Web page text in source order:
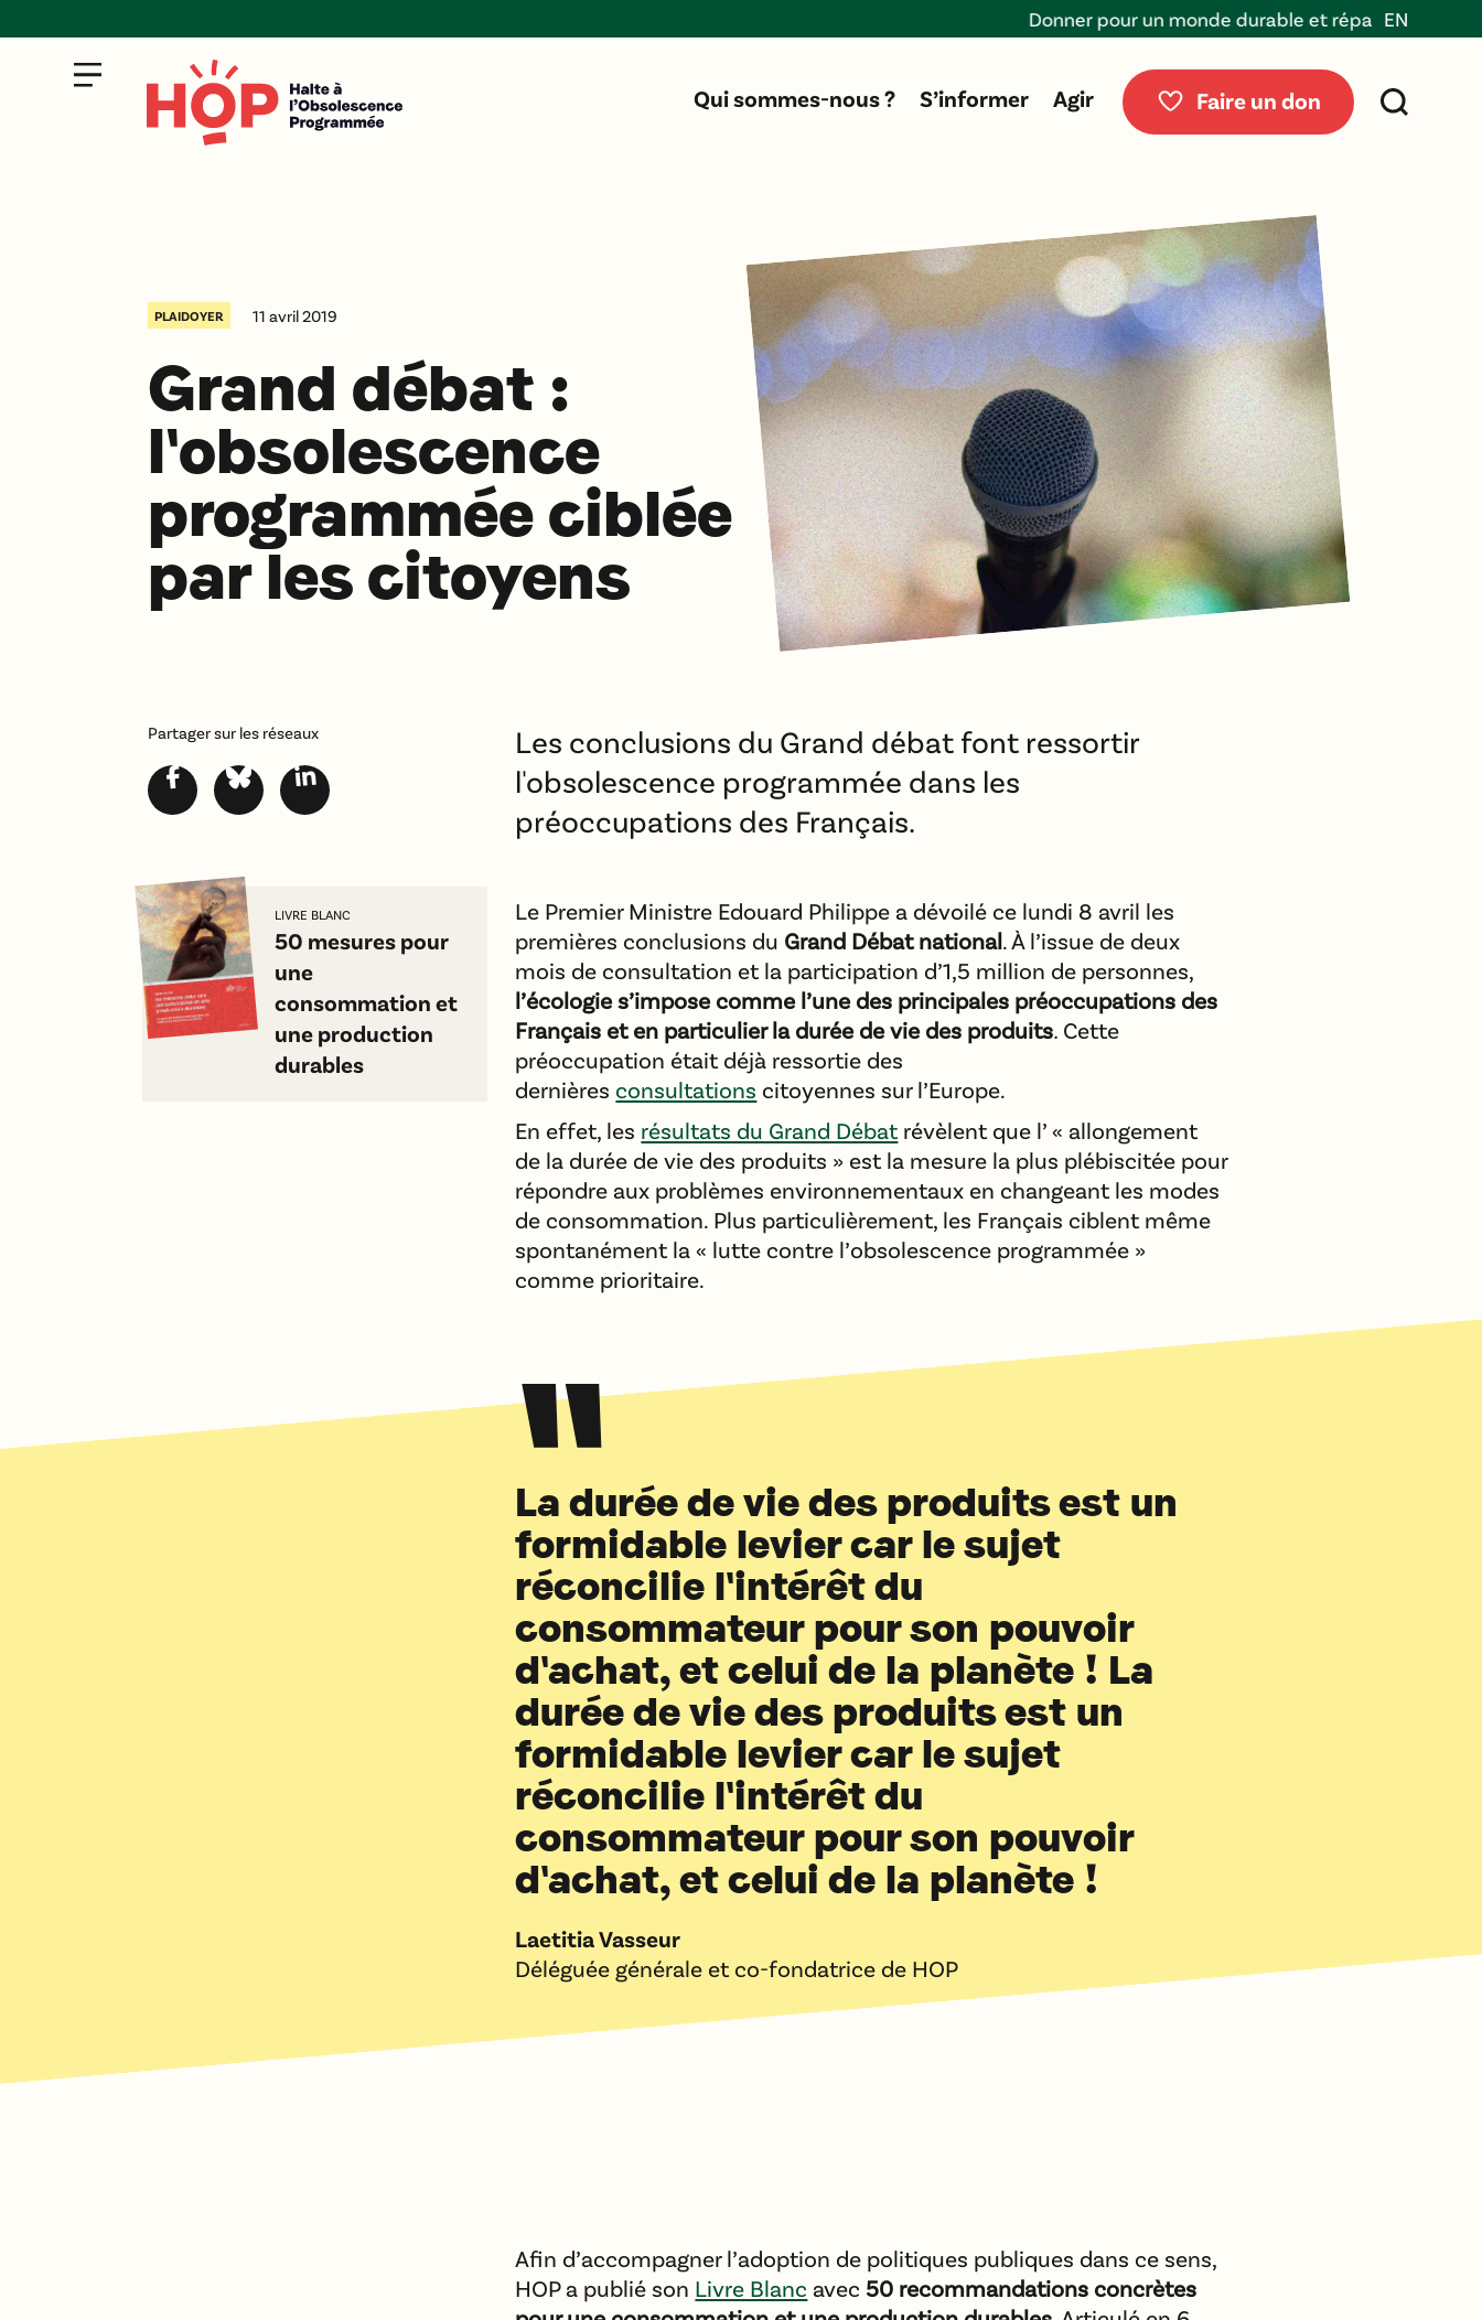
Donner pour un monde durable et réparable EN
Qui sommes-nous ? S’informer Agir Faire un don
PLAIDOYER 11 avril 2019
Grand débat :
l'obsolescence
programmée ciblée
par les citoyens
Partager sur les réseaux
LIVRE BLANC
50 mesures pour
une
consommation et
une production
durables
Les conclusions du Grand débat font ressortir
l'obsolescence programmée dans les
préoccupations des Français.
Le Premier Ministre Edouard Philippe a dévoilé ce lundi 8 avril les
premières conclusions du Grand Débat national. À l’issue de deux
mois de consultation et la participation d’1,5 million de personnes,
l’écologie s’impose comme l’une des principales préoccupations des
Français et en particulier la durée de vie des produits. Cette
préoccupation était déjà ressortie des
dernières consultations citoyennes sur l’Europe.
En effet, les résultats du Grand Débat révèlent que l’ « allongement
de la durée de vie des produits » est la mesure la plus plébiscitée pour
répondre aux problèmes environnementaux en changeant les modes
de consommation. Plus particulièrement, les Français ciblent même
spontanément la « lutte contre l’obsolescence programmée »
comme prioritaire.
"
La durée de vie des produits est un
formidable levier car le sujet
réconcilie l'intérêt du
consommateur pour son pouvoir
d'achat, et celui de la planète ! La
durée de vie des produits est un
formidable levier car le sujet
réconcilie l'intérêt du
consommateur pour son pouvoir
d'achat, et celui de la planète !
Laetitia Vasseur
Déléguée générale et co-fondatrice de HOP
Afin d’accompagner l’adoption de politiques publiques dans ce sens,
HOP a publié son Livre Blanc avec 50 recommandations concrètes